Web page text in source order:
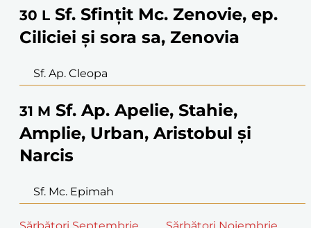
30 L Sf. Sfințit Mc. Zenovie, ep.
Ciliciei și sora sa, Zenovia
Sf. Ap. Cleopa
31 M Sf. Ap. Apelie, Stahie,
Amplie, Urban, Aristobul și
Narcis
Sf. Mc. Epimah
Sărbători Septembrie Sărbători Noiembrie